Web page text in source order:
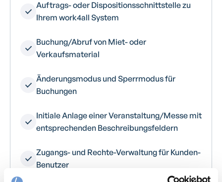
Auftrags- oder Dispositionsschnittstelle zu
Ihrem work4all System
Buchung/Abruf von Miet- oder
Verkaufsmaterial
Änderungsmodus und Sperrmodus für
Buchungen
Initiale Anlage einer Veranstaltung/Messe mit
entsprechenden Beschreibungsfeldern
Zugangs- und Rechte-Verwaltung für Kunden-
Benutzer